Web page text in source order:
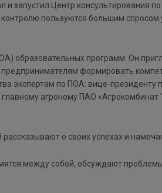
запустил Центр консультирования
пользуются большим
образовательных программ. Он
формировать
экспертам по ПОА: вице-президенту
агроному ПАО
о своих успехах и
между собой, обсуждают